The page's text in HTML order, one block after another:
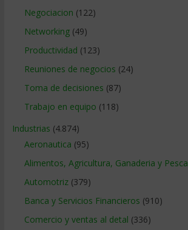
Negociacion (122)
Networking(49)
Productividad (123)
Reuniones de negocios (24)
Toma de decisiones (87)
Trabajo en equipo (118)
Industrias (4.874)
Aeronautica (95)
Alimentos, Agricultura, Ganaderia y Pesca
Automotriz(379)
Banca y Servicios Financieros (910)
Comercio y ventas al detal (336)